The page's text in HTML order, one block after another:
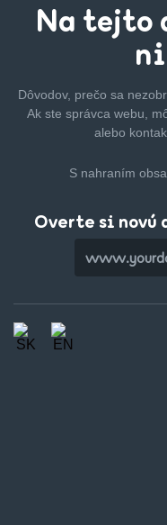
Na tejto
Dôvodov, prečo sa
Ak ste správca webu,
alebo
S nahraním
Overte si novú